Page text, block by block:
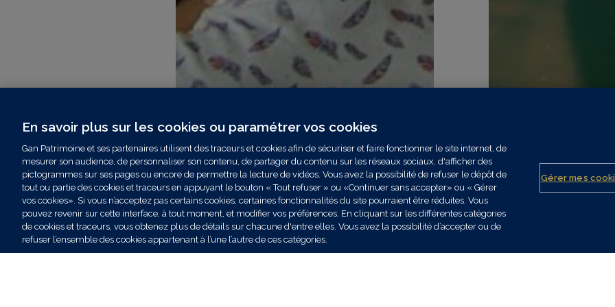
se
?
Lire l'article
Publié le 31/07/2026
Retour d'expérience
Chez Gan Patrimoine, l’indépendance
se vit en équipe
Lire l'article
Zoom sur le
Rejoignez Gan
En savoir plus sur les cookies ou paramétrer vos cookies
Gan Patrimoine et ses partenaires utilisent des traceurs et cookies afin de sécuriser et faire fonctionner le site internet, de
mesurer son audience, de personnaliser son contenu, de partager du contenu sur les réseaux sociaux, d'afficher des
pictogrammes sur ses pages ou encore de permettre la lecture de vidéos. Vous avez la possibilité de refuser le dépôt de
tout ou partie des cookies et traceurs en appuyant le bouton « Tout refuser » ou «Continuer sans accepter» ou « Gérer
vos cookies». Si vous n’acceptez pas certains cookies, certaines fonctionnalités du site pourraient être réduites. Vous
pouvez revenir sur cette interface, à tout moment, et modifier vos préférences. En cliquant sur les différentes catégories
de cookies et traceurs, vous obtenez plus de détails sur chacune d'entre elles. Vous avez la possibilité d’accepter ou de
refuser l’ensemble des cookies appartenant à l’une l’autre de ces catégories.
Gérer mes